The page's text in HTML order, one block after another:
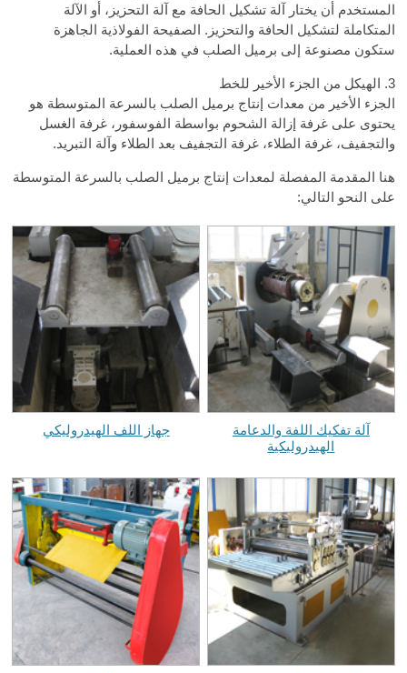
المستخدم أن يختار آلة تشكيل الحافة مع آلة التحزيز، أو الآلة
المتكاملة لتشكيل الحافة والتحزيز. الصفيحة الفولاذية الجاهزة
ستكون مصنوعة إلى برميل الصلب في هذه العملية.
3. الهيكل من الجزء الأخير للخط
الجزء الأخير من معدات إنتاج برميل الصلب بالسرعة المتوسطة هو
يحتوى على غرفة إزالة الشحوم بواسطة الفوسفور، غرفة الغسل
والتجفيف، غرفة الطلاء، غرفة التجفيف بعد الطلاء وآلة التبريد.
هنا المقدمة المفصلة لمعدات إنتاج برميل الصلب بالسرعة المتوسطة
على النحو التالي:
آلة تفكيك اللفة والدعامة
الهيدروليكية
جهاز اللف الهيدروليكي